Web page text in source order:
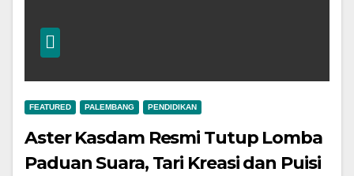
FEATURED PALEMBANG PENDIDIKAN
Aster Kasdam Resmi Tutup Lomba
Paduan Suara, Tari Kreasi dan Puisi